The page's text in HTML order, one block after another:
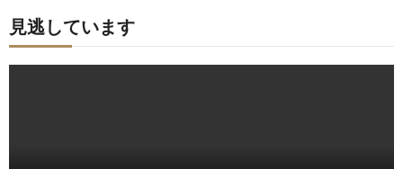
見逃しています